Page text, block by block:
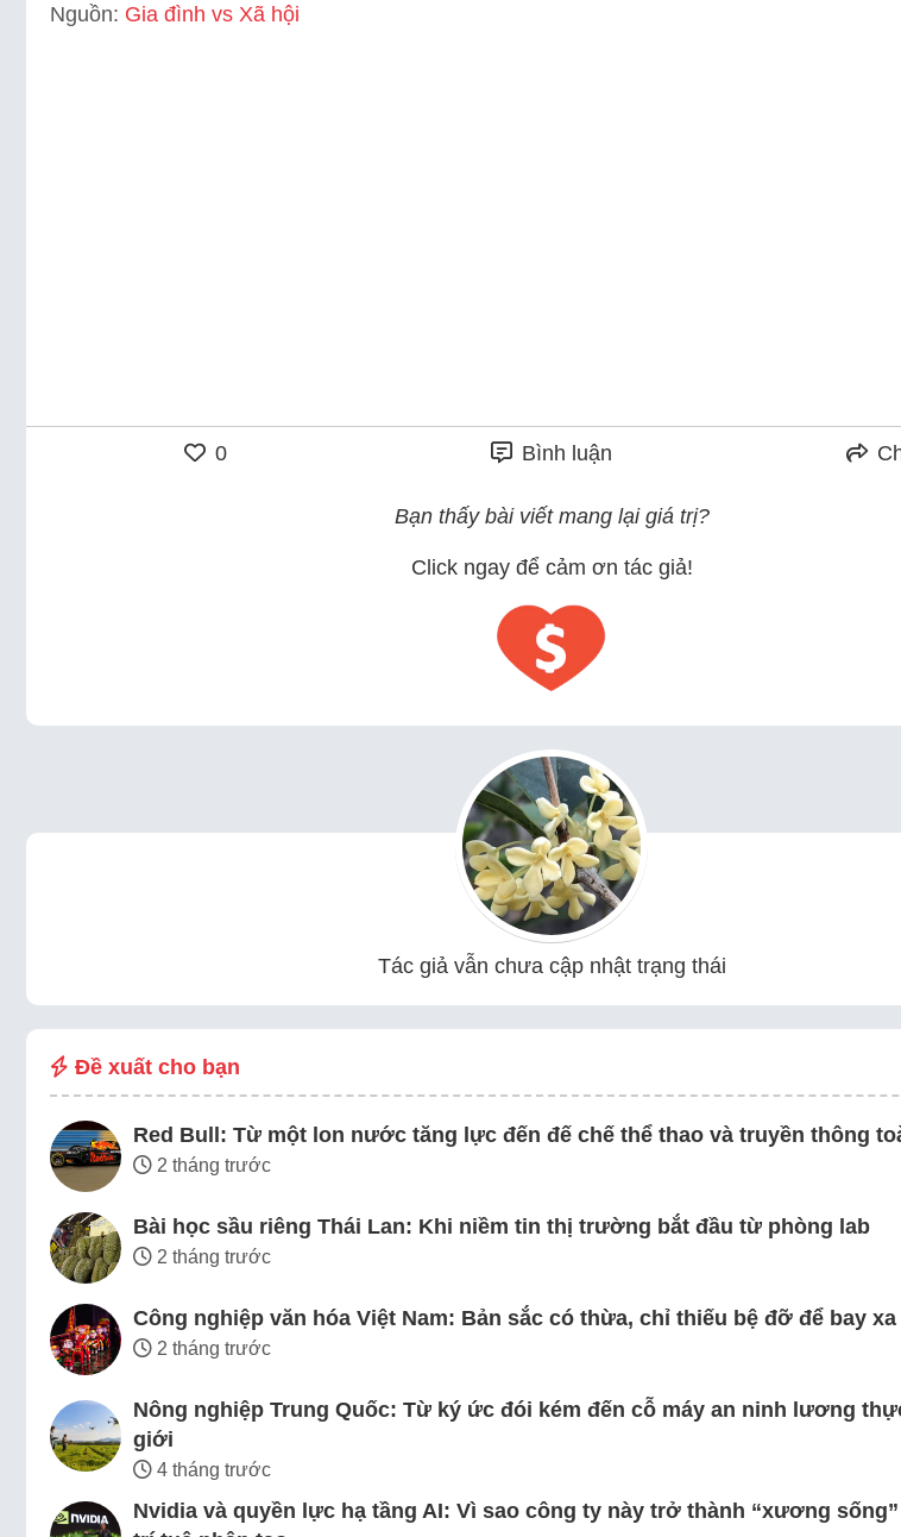
Nguồn: Gia đình vs Xã hội
0 Bình luận
Bạn thấy bài viết mang lại giá trị?
Click ngay để cảm ơn tác giả!
Tác giả vẫn chưa cập nhật trạng thái
Đề xuất cho bạn
Red Bull: Từ một lon nước tăng lực đến đế chế thể thao và truyền thông
2 tháng trước
Bài học sầu riêng Thái Lan: Khi niềm tin thị trường bắt đầu từ phòng lab
2 tháng trước
Công nghiệp văn hóa Việt Nam: Bản sắc có thừa, chỉ thiếu bệ đỡ để bay xa
2 tháng trước
Nông nghiệp Trung Quốc: Từ ký ức đói kém đến cỗ máy an ninh lương
giới
4 tháng trước
Nvidia và quyền lực hạ tầng AI: Vì sao công ty này trở thành “xương